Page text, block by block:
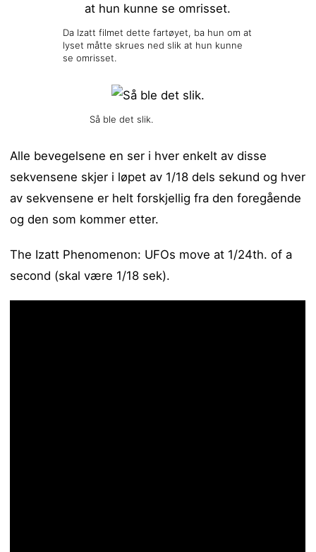
Da Izatt filmet dette fartøyet, ba hun om at
lyset måtte skrues ned slik at hun kunne
se omrisset.
Så ble det slik.
Alle bevegelsene en ser i hver enkelt av disse
sekvensene skjer i løpet av 1/18 dels sekund og hver
av sekvensene er helt forskjellig fra den foregående
og den som kommer etter.
The Izatt Phenomenon: UFOs move at 1/24th. of a
second (skal være 1/18 sek).